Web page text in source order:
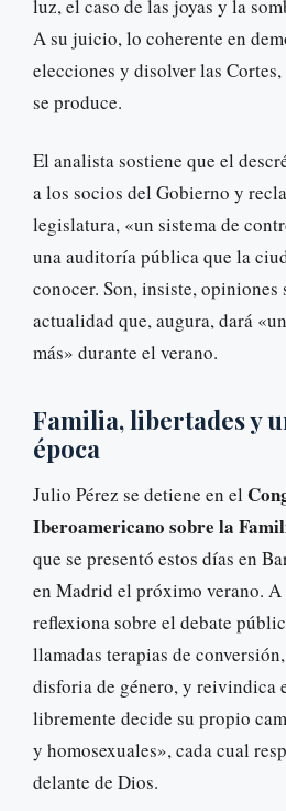
luz, el caso de las joyas y la
A su juicio, lo coherente en
elecciones y disolver las
se produce.
El analista sostiene que el
a los socios del Gobierno y
legislatura, «un sistema de
una auditoría pública que la
conocer. Son, insiste, opiniones
actualidad que, augura, dará
más» durante el verano.
Familia, libertades y
época
Julio Pérez se detiene en el
Iberoamericano sobre la
que se presentó estos días en
en Madrid el próximo verano.
reflexiona sobre el debate
llamadas terapias de
disforia de género, y reivindica
libremente decide su propio
y homosexuales», cada cual
delante de Dios.